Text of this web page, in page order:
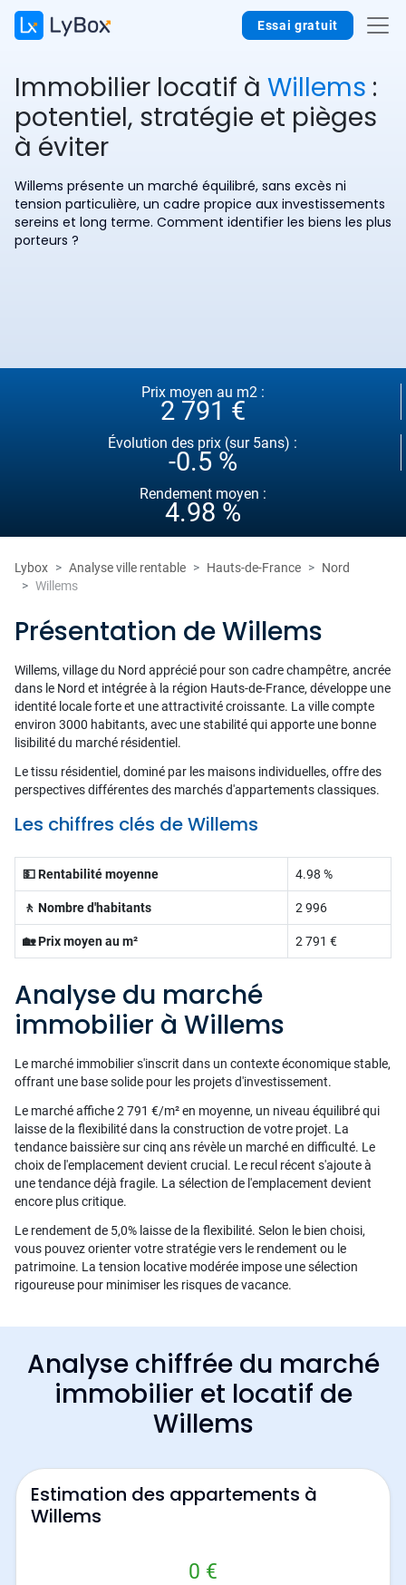
Essai gratuit
Immobilier locatif à Willems :
potentiel, stratégie et pièges
à éviter
Willems présente un marché équilibré, sans excès ni
tension particulière, un cadre propice aux investissements
sereins et long terme. Comment identifier les biens les plus
porteurs ?
Prix moyen au m2 :
2 791 €
Évolution des prix (sur 5ans) :
-0.5 %
Rendement moyen :
4.98 %
Lybox Analyse ville rentable Hauts-de-France
Nord
Willems
Présentation de Willems
Willems, village du Nord apprécié pour son cadre champêtre, ancrée
dans le Nord et intégrée à la région Hauts-de-France, développe une
identité locale forte et une attractivité croissante. La ville compte
environ 3000 habitants, avec une stabilité qui apporte une bonne
lisibilité du marché résidentiel.
Le tissu résidentiel, dominé par les maisons individuelles, offre des
perspectives différentes des marchés d'appartements classiques.
Les chiffres clés de Willems
💵 Rentabilité moyenne 4.98 %
🚶 Nombre d'habitants 2 996
🏡 Prix moyen au m² 2 791 €
Analyse du marché
immobilier à Willems
Le marché immobilier s'inscrit dans un contexte économique stable,
offrant une base solide pour les projets d'investissement.
Le marché affiche 2 791 €/m² en moyenne, un niveau équilibré qui
laisse de la flexibilité dans la construction de votre projet. La
tendance baissière sur cinq ans révèle un marché en difficulté. Le
choix de l'emplacement devient crucial. Le recul récent s'ajoute à
une tendance déjà fragile. La sélection de l'emplacement devient
encore plus critique.
Le rendement de 5,0% laisse de la flexibilité. Selon le bien choisi,
vous pouvez orienter votre stratégie vers le rendement ou le
patrimoine. La tension locative modérée impose une sélection
rigoureuse pour minimiser les risques de vacance.
Analyse chiffrée du marché
immobilier et locatif de
Willems
Estimation des appartements à
Willems
0 €